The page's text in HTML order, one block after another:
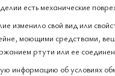
есть механические
изменило свой вид или
моющими средствами,
ртути или ее
информацию об условиях